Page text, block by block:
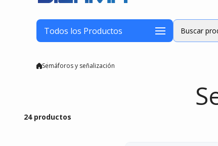
Todos los Productos Buscar
Semáforos y señalización
24 productos